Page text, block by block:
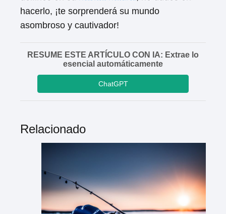
hacerlo, ¡te sorprenderá su mundo
asombroso y cautivador!
RESUME ESTE ARTÍCULO CON IA: Extrae lo
esencial automáticamente
ChatGPT
Relacionado